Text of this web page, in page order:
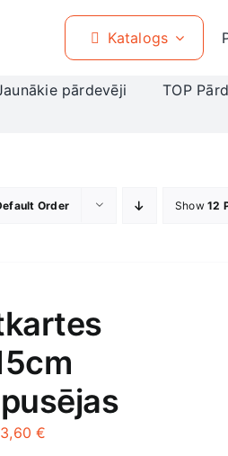
Katalogs
pārdevēji TOP
Order Show12
€